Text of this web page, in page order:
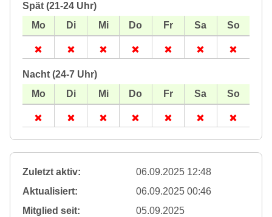
Spät (21-24 Uhr)
Nacht (24-7 Uhr)
Zuletzt aktiv:
06.09.2025 12:48
Aktualisiert:
06.09.2025 00:46
Mitglied seit:
05.09.2025